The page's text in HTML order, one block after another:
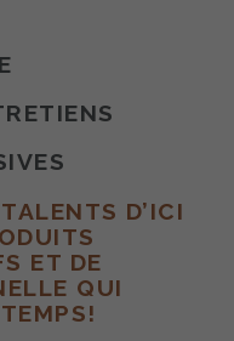
D’ICI
ET DE
QUI